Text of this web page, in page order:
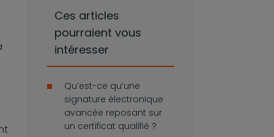
Ces articles
pourraient vous
intéresser
Qu’est-ce qu’une
signature électronique
avancée reposant sur
un certificat qualifié ?